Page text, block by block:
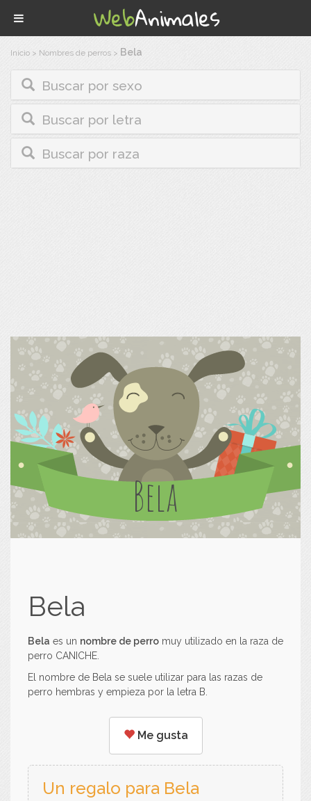
Inicio > Nombres de perros > Bela
Buscar por sexo
Buscar por letra
Buscar por raza
Bela
Bela
Bela es un nombre de perro muy utilizado en la raza de
perro CANICHE.
El nombre de Bela se suele utilizar para las razas de
perro hembras y empieza por la letra B.
Me gusta
Un regalo para Bela